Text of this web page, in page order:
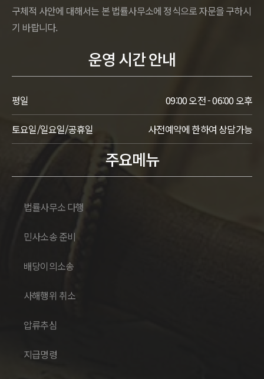
구체적 사안에 대해서는 본 법률사무소에 정식으로 자문을 구하시
기 바랍니다.
운영 시간 안내
평일 09:00 오전 - 06:00 오후
토요일/일요일/공휴일 사전예약에 한하여 상담가능
주요메뉴
법률사무소 다행
민사소송 준비
배당이의소송
사해행위 취소
압류추심
지급명령